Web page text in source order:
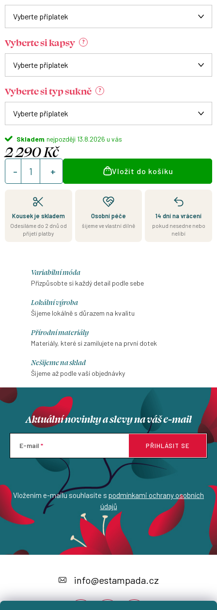
Vyberte si kapsy ?
Vyberte si typ sukně ?
Skladem 13.8.2026
2 290 Kč
Měrná
cena:
Vložit do košíku
Kousek je skladem
Odesíláme do 2 dnů od
přijetí platby
Osobní péče
šijeme ve vlastní dílně
14 dní na vrácení
pokud nesedne nebo
nelíbí
Variabilní móda
Přizpůsobte si každý detail podle sebe
Lokální výroba
Šijeme lokálně s důrazem na kvalitu
Přírodní materiály
Materiály, které si zamilujete na první dotek
Nešijeme na sklad
Šijeme až podle vaší objednávky
Aktuální novinky a slevy na váš e-mail
E-mail
Vložením e-mailu souhlasíte s podmínkami ochrany osobních
údajů
PŘIHLÁSIT SE
p
info@estampada.cz